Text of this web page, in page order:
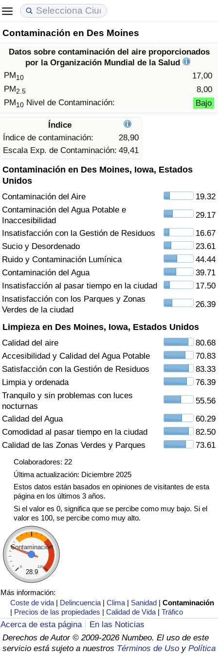
Contaminación en Des Moines
Datos sobre contaminación del aire proporcionados
por la Organización Mundial de la Salud
PM10
17,00
PM2.5
8,00
PM10 Nivel de Contaminación: Bajo
Índice
Índice de contaminación:
28,90
Escala Exp. de Contaminación: 49,41
Contaminación en Des Moines, Iowa, Estados
Unidos
Contaminación del Aire
19.32
Contaminación del Agua Potable e
Inaccesibilidad
29.17
Insatisfacción con la Gestión de Residuos
16.67
Sucio y Desordenado
23.61
Ruido y Contaminación Lumínica
44.44
Contaminación del Agua
39.71
Insatisfacción al pasar tiempo en la ciudad
17.50
Insatisfacción con los Parques y Zonas
Verdes de la ciudad
26.39
Limpieza en Des Moines, Iowa, Estados Unidos
Calidad del aire
80.68
Accesibilidad y Calidad del Agua Potable
70.83
Satisfacción con la Gestión de Residuos
83.33
Limpia y ordenada
76.39
Tranquilo y sin problemas con luces
nocturnas
55.56
Calidad del Agua
60.29
Comodidad al pasar tiempo en la ciudad
82.50
Calidad de las Zonas Verdes y Parques
73.61
Colaboradores: 22
Última actualización: Diciembre 2025
Estos datos están basados en opiniones de visitantes de esta
página en los últimos 3 años.
Si el valor es 0, significa que se percibe como muy bajo. Si el
valor es 100, se percibe como muy alto.
Contaminación
0 120
28.9
Más información:
Coste de vida | Delincuencia |Clima | Sanidad |Contaminación
| Precios de las propiedades |Calidad de Vida |Tráfico
Acerca de esta página
En las Noticias
Derechos de Autor © 2009-2026 Numbeo. El uso de este
servicio está sujeto a nuestros Términos de Uso y Política
Coste de vida
Índice de Costo de Vida (Actual)
Índice de Costo de Vida
en aqaba
Precios de las propiedades
Índice de Precios de Inmuebles (Actual)
Índice de Precios de Inmuebles
Calidad de Vida
Índice de Calidad de Vida
Índice de Calidad de Vida (Actual)
Delincuencia
Calificación del Índice de Criminalidad
(Actual)
Índice de Criminalidad
Índice de criminalidad por país
Sanidad
Índice de Sanidad (Actual)
Índice de Sanidad
Índice de Sanidad por País
Contaminación
Índice de Contaminación (Actual)
Índice de contaminación
Índice de Contaminación por País
Tráfico
Índice de Tráfico
Índice de Tráfico (Actual)
Índice de Tráfico por País